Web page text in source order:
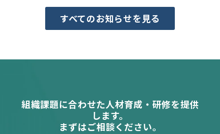
すべてのお知らせを見る
組織課題に合わせた人材育成・研修を提供
します。
まずはご相談ください。